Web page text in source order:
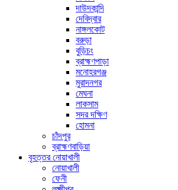
দাউদকান্দি
দেবিদ্বার
নাঙ্গলকোট
বরুড়া
বুড়িচং
ব্রাহ্মণপাড়া
মনোহরগঞ্জ
মুরাদনগর
মেঘনা
লাকসাম
সদর দক্ষিণ
হোমনা
চাঁদপুর
ব্রাহ্মণবাড়িয়া
বৃহত্তর নোয়াখালী
নোয়াখালী
ফেনী